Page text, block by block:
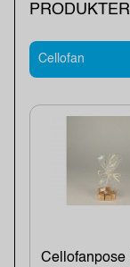
PRODUKTER
Cellofan
Cellofanpose